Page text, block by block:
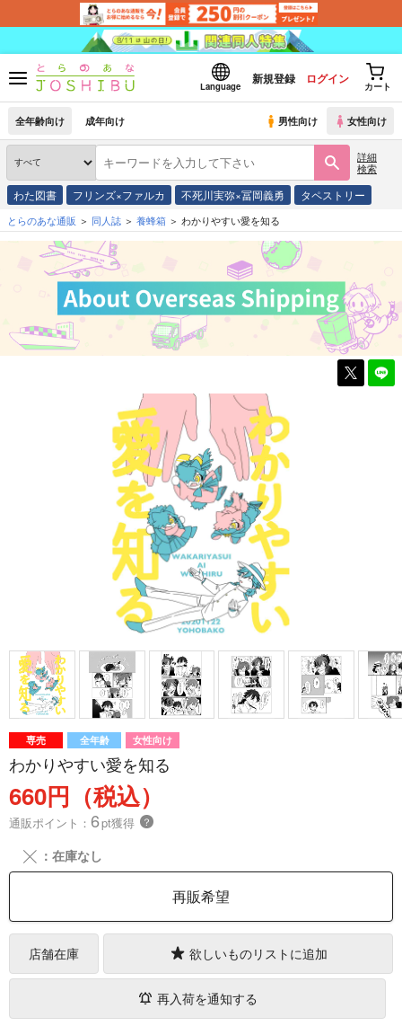
Language
新規登録 ログイン
カート
全年齢向け 成年向け 男性向け 女性向け
詳細
検索
わた図書 フリンズ×ファルカ 不死川実弥×冨岡義勇 タペストリー
とらのあな通販 同人誌 養蜂箱 わかりやすい愛を知る
専売 全年齢 女性向け
わかりやすい愛を知る
660円（税込）
通販ポイント： 6pt獲得 ？
╳ ：在庫なし
再販希望
店舗在庫 欲しいものリストに追加
再入荷を通知する